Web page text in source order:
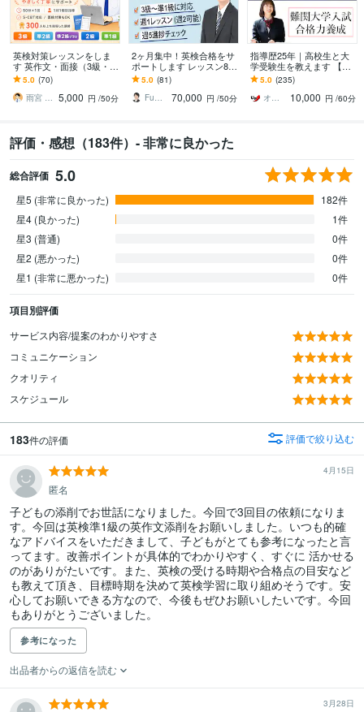
英検対策レッスンをしま
す 英作文・面接（3級・準
2級・2級・準1級）・S-C
BTも対応
5.0 (70)
雨宮 大和｜英語の家庭教師／個別指導 5,000 円 /50分
2ヶ月集中！英検合格をサ
ポートします レッスン8回
＋週5回進捗チェック /3
級〜準1級/ 英語学習
5.0 (81)
Fumi 英語習慣化のプロ
70,000 円 /50分
指導歴25年｜高校生と大
学受験生を教えます 【継
続用】英語、数学、物
理、化学の難関大学・医
学部受験指導
5.0 (235)
オンライン家庭教師のUp先生
10,000 円 /60分
評価・感想（183件）- 非常に良かった
総合評価 5.0
星5 (非常に良かった)
182件
星4 (良かった)
1件
星3 (普通)
0件
星2 (悪かった)
0件
星1 (非常に悪かった)
0件
項目別評価
サービス内容/提案のわかりやすさ
コミュニケーション
クオリティ
スケジュール
183件の評価 評価で絞り込む
4月15日
匿名
子どもの添削でお世話になりました。今回で3回目の依頼になりま
す。今回は英検準1級の英作文添削をお願いしました。いつも的確
なアドバイスをいただきまして、子どもがとても参考になったと言
ってます。改善ポイントが具体的でわかりやすく、すぐに 活かせる
のがありがたいです。また、英検の受ける時期や合格点の目安など
も教えて頂き、目標時期を決めて英検学習に取り組めそうです。安
心してお願いできる方なので、今後もぜひお願いしたいです。今回
もありがとうございました。
参考になった
出品者からの返信を読む
3月28日